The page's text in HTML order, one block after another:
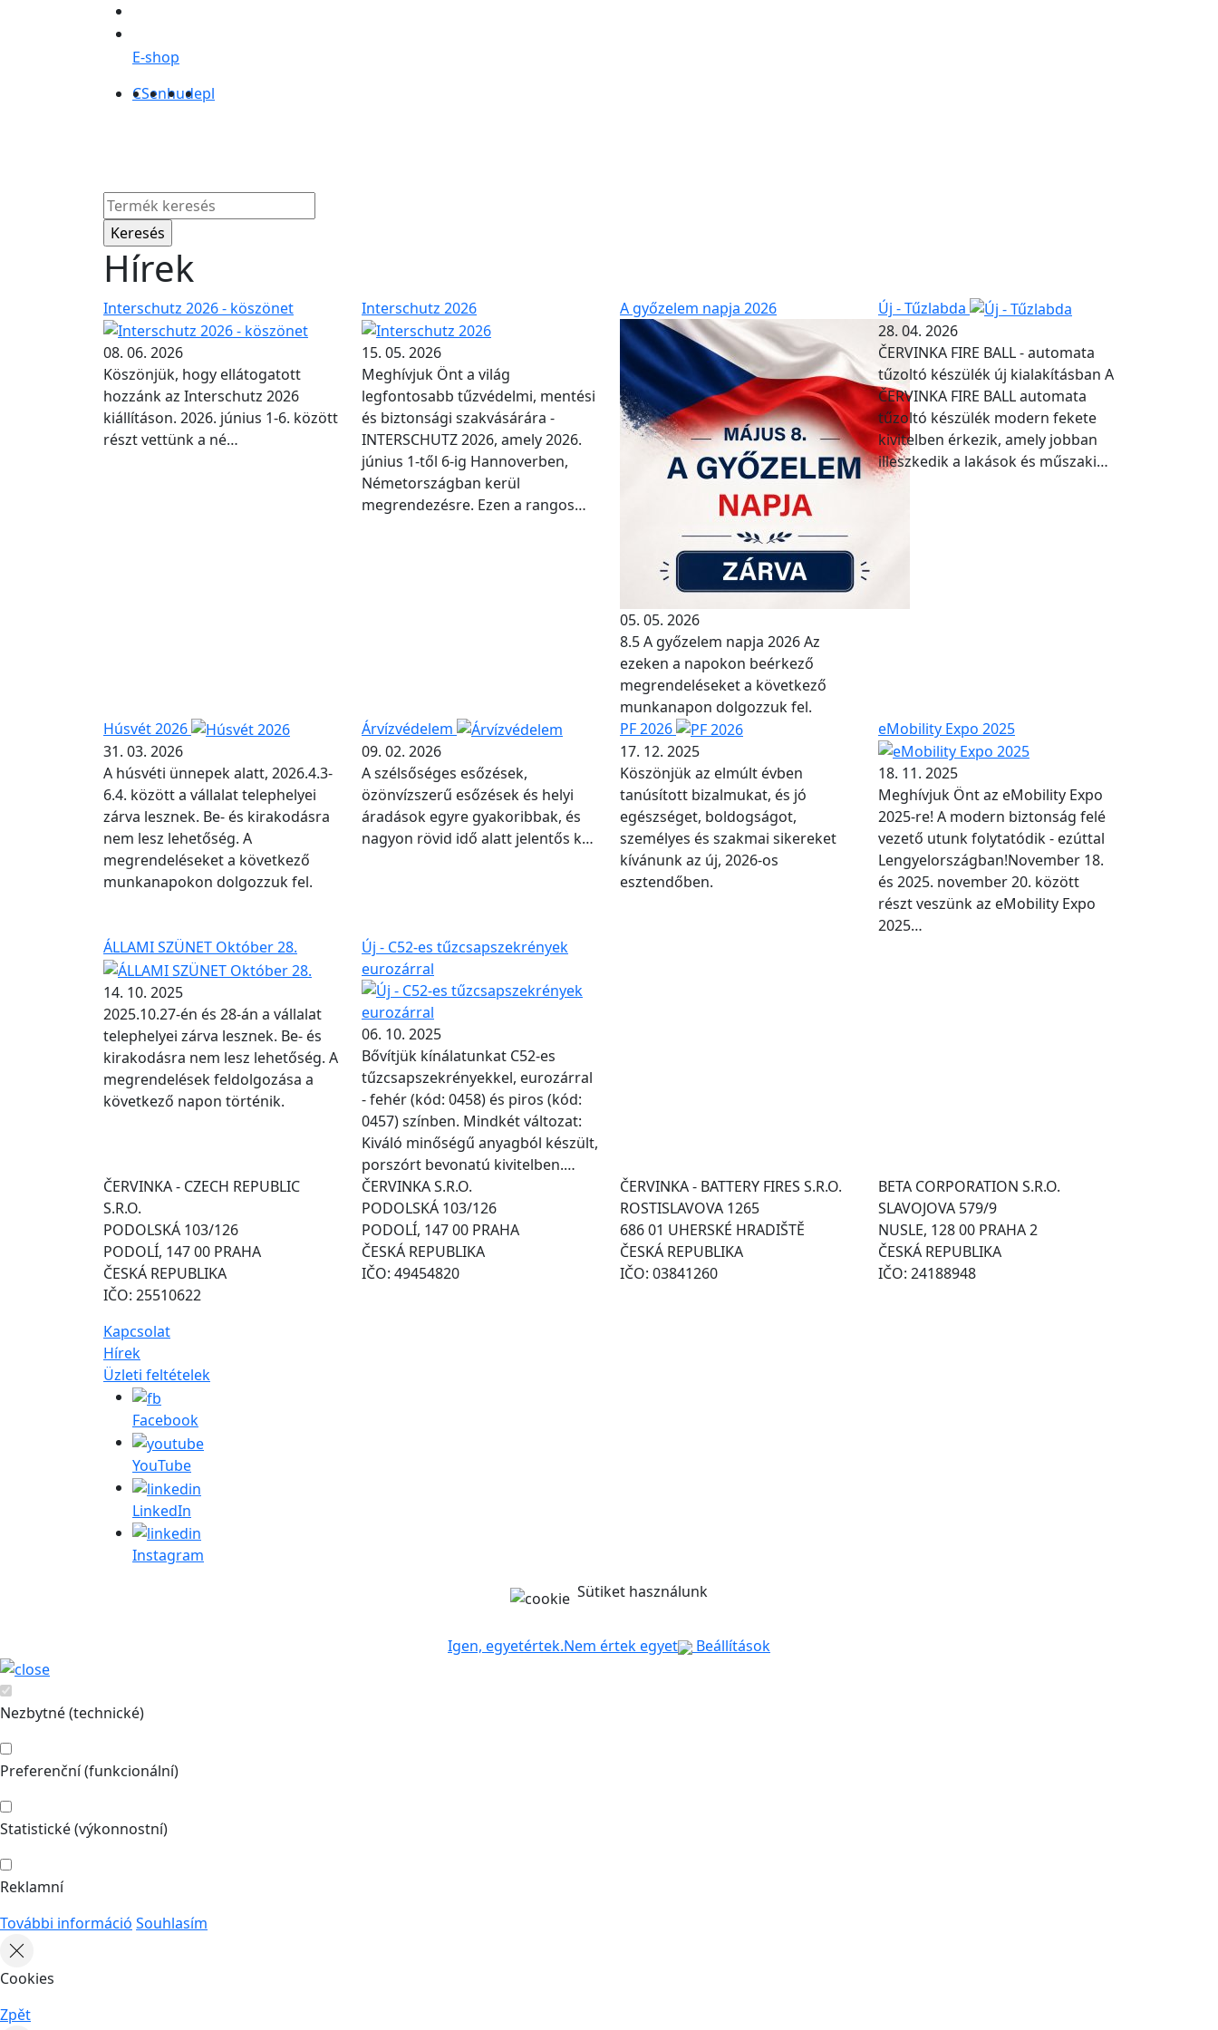
E-shop
CSenhudepl
Hírek
Interschutz 2026 - köszönet
08. 06. 2026
Köszönjük, hogy ellátogatott
hozzánk az Interschutz 2026
kiállításon. 2026. június 1-6. között
részt vettünk a né…
Interschutz 2026
15. 05. 2026
Meghívjuk Önt a világ
legfontosabb tűzvédelmi, mentési
és biztonsági szakvásárára -
INTERSCHUTZ 2026, amely 2026.
június 1-től 6-ig Hannoverben,
Németországban kerül
megrendezésre. Ezen a rangos…
A győzelem napja 2026
05. 05. 2026
8.5 A győzelem napja 2026 Az
ezeken a napokon beérkező
megrendeléseket a következő
munkanapon dolgozzuk fel.
Új - Tűzlabda
28. 04. 2026
ČERVINKA FIRE BALL - automata
tűzoltó készülék új kialakításban A
ČERVINKA FIRE BALL automata
tűzoltó készülék modern fekete
kivitelben érkezik, amely jobban
illeszkedik a lakások és műszaki…
Húsvét 2026
31. 03. 2026
A húsvéti ünnepek alatt, 2026.4.3-
6.4. között a vállalat telephelyei
zárva lesznek. Be- és kirakodásra
nem lesz lehetőség. A
megrendeléseket a következő
munkanapokon dolgozzuk fel.
Árvízvédelem
09. 02. 2026
A szélsőséges esőzések,
özönvízszerű esőzések és helyi
áradások egyre gyakoribbak, és
nagyon rövid idő alatt jelentős k…
PF 2026
17. 12. 2025
Köszönjük az elmúlt évben
tanúsított bizalmukat, és jó
egészséget, boldogságot,
személyes és szakmai sikereket
kívánunk az új, 2026-os
esztendőben.
eMobility Expo 2025
18. 11. 2025
Meghívjuk Önt az eMobility Expo
2025-re! A modern biztonság felé
vezető utunk folytatódik - ezúttal
Lengyelországban!November 18.
és 2025. november 20. között
részt veszünk az eMobility Expo
2025…
ÁLLAMI SZÜNET Október 28.
14. 10. 2025
2025.10.27-én és 28-án a vállalat
telephelyei zárva lesznek. Be- és
kirakodásra nem lesz lehetőség. A
megrendelések feldolgozása a
következő napon történik.
Új - C52-es tűzcsapszekrények
eurozárral
06. 10. 2025
Bővítjük kínálatunkat C52-es
tűzcsapszekrényekkel, eurozárral
- fehér (kód: 0458) és piros (kód:
0457) színben. Mindkét változat:
Kiváló minőségű anyagból készült,
porszórt bevonatú kivitelben.…
ČERVINKA - CZECH REPUBLIC
S.R.O.
PODOLSKÁ 103/126
PODOLÍ, 147 00 PRAHA
ČESKÁ REPUBLIKA
IČO: 25510622
ČERVINKA S.R.O.
PODOLSKÁ 103/126
PODOLÍ, 147 00 PRAHA
ČESKÁ REPUBLIKA
IČO: 49454820
ČERVINKA - BATTERY FIRES S.R.O.
ROSTISLAVOVA 1265
686 01 UHERSKÉ HRADIŠTĚ
ČESKÁ REPUBLIKA
IČO: 03841260
BETA CORPORATION S.R.O.
SLAVOJOVA 579/9
NUSLE, 128 00 PRAHA 2
ČESKÁ REPUBLIKA
IČO: 24188948
Kapcsolat
Hírek
Üzleti feltételek
Facebook
YouTube
LinkedIn
Instagram
Sütiket használunk
Igen, egyetértek.Nem értek egyet Beállítások
Nezbytné (technické)
Preferenční (funkcionální)
Statistické (výkonnostní)
Reklamní
További információ Souhlasím
Cookies
Zpět